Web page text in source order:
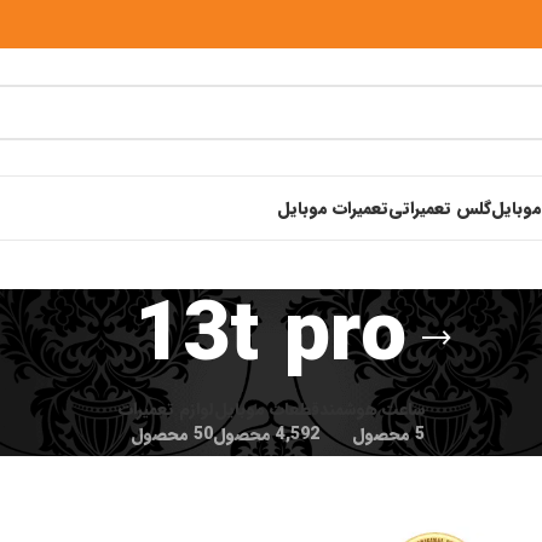
گلس تعمیراتیتعمیرات موبایل
13t pro
ساعت هوشمند
5 محصول
قطعات موبایل
4,592 محصول
لوازم تعمیرات
50 محصول